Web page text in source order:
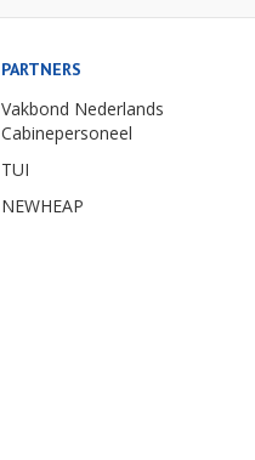
PARTNERS
Vakbond Nederlands
Cabinepersoneel
TUI
NEWHEAP